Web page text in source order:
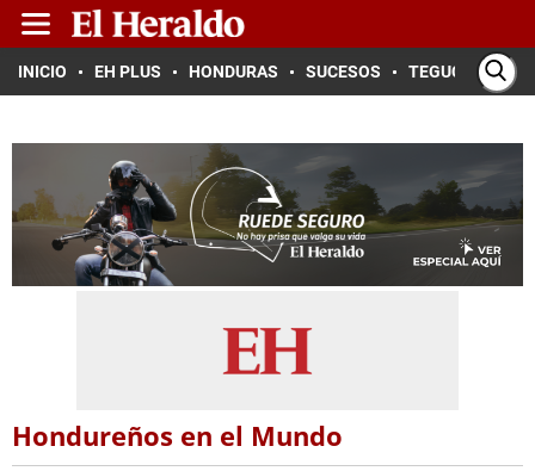
INICIO EH PLUS HONDURAS SUCESOS TEGUCIGALPA
Hondureños en el Mundo